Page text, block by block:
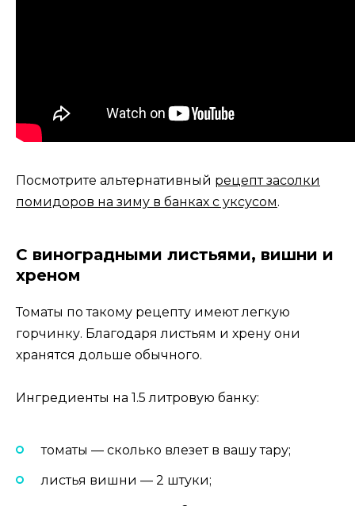
Посмотрите альтернативный рецепт засолки
помидоров на зиму в банках с уксусом.
С виноградными листьями, вишни и
хреном
Томаты по такому рецепту имеют легкую
горчинку. Благодаря листьям и хрену они
хранятся дольше обычного.
Ингредиенты на 1.5 литровую банку:
томаты — сколько влезет в вашу тару;
листья вишни — 2 штуки;